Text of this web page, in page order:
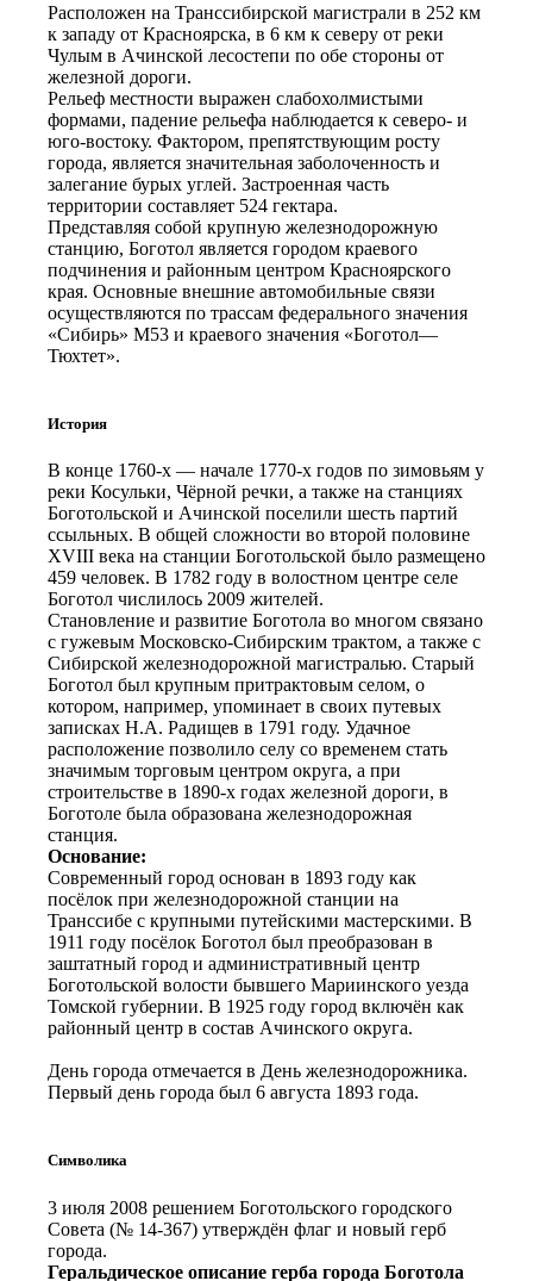
Расположен на Транссибирской магистрали в 252 км
к западу от Красноярска, в 6 км к северу от реки
Чулым в Ачинской лесостепи по обе стороны от
железной дороги.
Рельеф местности выражен слабохолмистыми
формами, падение рельефа наблюдается к северо- и
юго-востоку. Фактором, препятствующим росту
города, является значительная заболоченность и
залегание бурых углей. Застроенная часть
территории составляет 524 гектара.
Представляя собой крупную железнодорожную
станцию, Боготол является городом краевого
подчинения и районным центром Красноярского
края. Основные внешние автомобильные связи
осуществляются по трассам федерального значения
«Сибирь» М53 и краевого значения «Боготол—
Тюхтет».
История
В конце 1760-х — начале 1770-х годов по зимовьям у
реки Косульки, Чёрной речки, а также на станциях
Боготольской и Ачинской поселили шесть партий
ссыльных. В общей сложности во второй половине
XVIII века на станции Боготольской было размещено
459 человек. В 1782 году в волостном центре селе
Боготол числилось 2009 жителей.
Становление и развитие Боготола во многом связано
с гужевым Московско-Сибирским трактом, а также с
Сибирской железнодорожной магистралью. Старый
Боготол был крупным притрактовым селом, о
котором, например, упоминает в своих путевых
записках Н.А. Радищев в 1791 году. Удачное
расположение позволило селу со временем стать
значимым торговым центром округа, а при
строительстве в 1890-х годах железной дороги, в
Боготоле была образована железнодорожная
станция.
Основание:
Современный город основан в 1893 году как
посёлок при железнодорожной станции на
Транссибе с крупными путейскими мастерскими. В
1911 году посёлок Боготол был преобразован в
заштатный город и административный центр
Боготольской волости бывшего Мариинского уезда
Томской губернии. В 1925 году город включён как
районный центр в состав Ачинского округа.
День города отмечается в День железнодорожника.
Первый день города был 6 августа 1893 года.
Символика
3 июля 2008 решением Боготольского городского
Совета (№ 14-367) утверждён флаг и новый герб
города.
Геральдическое описание герба города Боготола